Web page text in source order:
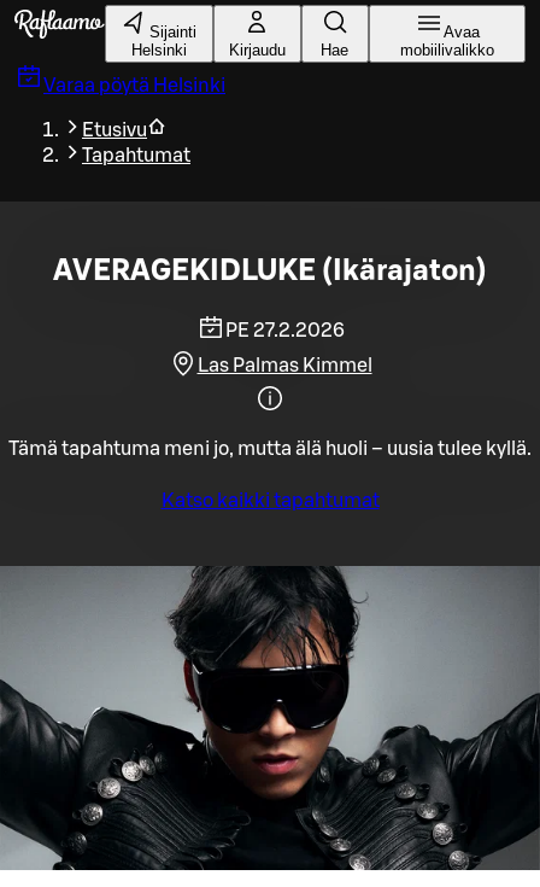
Siirry pääsisältöön
Sijainti
Helsinki
Kirjaudu Hae
Avaa
mobiilivalikko
Varaa pöytä Helsinki
Etusivu
Tapahtumat
AVERAGEKIDLUKE (Ikärajaton)
PE 27.2.2026
Las Palmas Kimmel
Tämä tapahtuma meni jo, mutta älä huoli – uusia tulee kyllä.
Katso kaikki tapahtumat